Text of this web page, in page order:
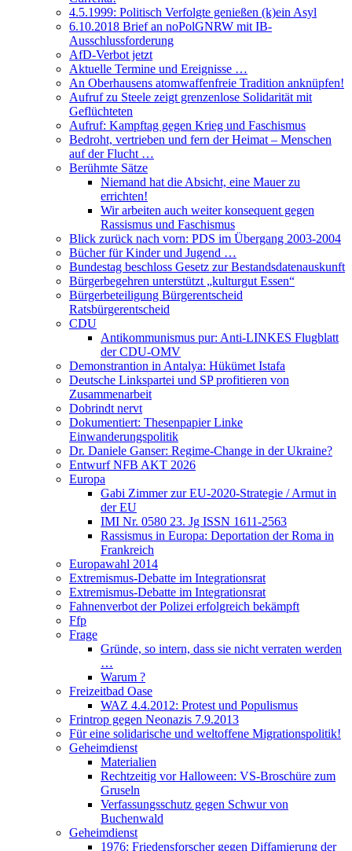
4.5.1999: Politisch Verfolgte genießen (k)ein Asyl
6.10.2018 Brief an noPolGNRW mit IB-
Ausschlussforderung
AfD-Verbot jetzt
Aktuelle Termine und Ereignisse …
An Oberhausens atomwaffenfreie Tradition anknüpfen!
Aufruf zu Steele zeigt grenzenlose Solidarität mit
Geflüchteten
Aufruf: Kampftag gegen Krieg und Faschismus
Bedroht, vertrieben und fern der Heimat – Menschen
auf der Flucht …
Berühmte Sätze
Niemand hat die Absicht, eine Mauer zu
errichten!
Wir arbeiten auch weiter konsequent gegen
Rassismus und Faschismus
Blick zurück nach vorn: PDS im Übergang 2003-2004
Bücher für Kinder und Jugend …
Bundestag beschloss Gesetz zur Bestandsdatenauskunft
Bürgerbegehren unterstützt „kulturgut Essen“
Bürgerbeteiligung Bürgerentscheid
Ratsbürgerentscheid
CDU
Antikommunismus pur: Anti-LINKES Flugblatt
der CDU-OMV
Demonstrantion in Antalya: Hükümet Istafa
Deutsche Linkspartei und SP profitieren von
Zusammenarbeit
Dobrindt nervt
Dokumentiert: Thesenpapier Linke
Einwanderungspolitik
Dr. Daniele Ganser: Regime-Change in der Ukraine?
Entwurf NFB AKT 2026
Europa
Gabi Zimmer zur EU-2020-Strategie / Armut in
der EU
IMI Nr. 0580 23. Jg ISSN 1611-2563
Rassismus in Europa: Deportation der Roma in
Frankreich
Europawahl 2014
Extremismus-Debatte im Integrationsrat
Extremismus-Debatte im Integrationsrat
Fahnenverbot der Polizei erfolgreich bekämpft
Ffp
Frage
Gründe, so intern, dass sie nicht verraten werden
…
Warum ?
Freizeitbad Oase
WAZ 4.4.2012: Protest und Populismus
Frintrop gegen Neonazis 7.9.2013
Für eine solidarische und weltoffene Migrationspolitik!
Geheimdienst
Materialien
Rechtzeitig vor Halloween: VS-Broschüre zum
Gruseln
Verfassungsschutz gegen Schwur von
Buchenwald
Geheimdienst
1976: Friedensforscher gegen Diffamierung der